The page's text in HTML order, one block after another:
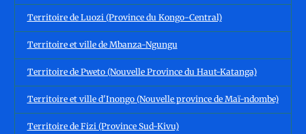
Territoire de Luozi (Province du Kongo-Central)
Territoire et ville de Mbanza-Ngungu
Territoire de Pweto (Nouvelle Province du Haut-Katanga)
Territoire et ville d'Inongo (Nouvelle province de Maï-ndombe)
Territoire de Fizi (Province Sud-Kivu)